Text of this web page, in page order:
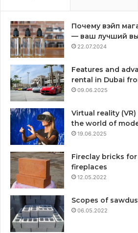
Почему вэйп
— ваш лучший
22.07.2024
Features and
rental in Dubai
09.06.2025
Virtual reality
the world of
19.06.2025
Fireclay bricks
fireplaces
12.05.2022
Scopes of
06.05.2022